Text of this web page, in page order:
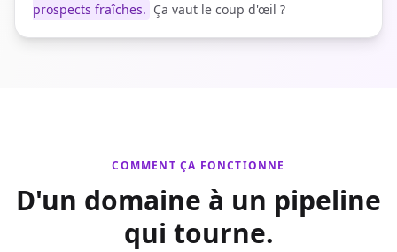
prospects fraîches. Ça vaut le coup d'œil ?
COMMENT ÇA FONCTIONNE
D'un domaine à un pipeline
qui tourne.